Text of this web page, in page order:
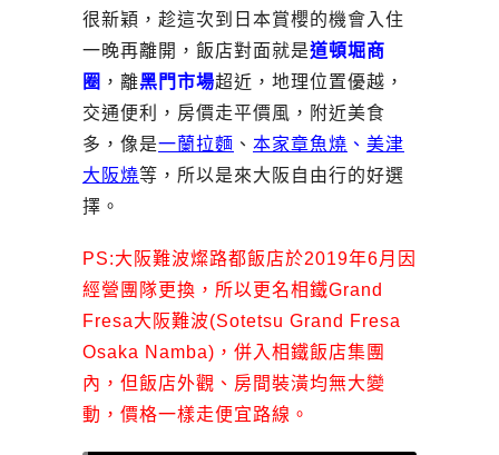
很新穎，趁這次到日本賞櫻的機會入住
一晚再離開，飯店對面就是道頓堀商
圈 ，離黑門市場超近，地理位置優越，
交通便利，房價走平價風，附近美食
多，像是一蘭拉麵 、 本家章魚燒 、 美津
大阪燒等，所以是來大阪自由行的好選
擇。
PS:大阪難波燦路都飯店於2019年6月因
經營團隊更換，所以更名相鐵Grand
Fresa大阪難波(Sotetsu Grand Fresa
Osaka Namba)，併入相鐵飯店集團
內，但飯店外觀、房間裝潢均無大變
動，價格一樣走便宜路線。